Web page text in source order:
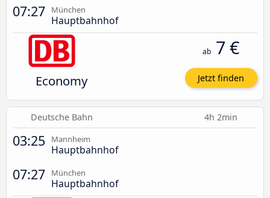
07:27 München
Hauptbahnhof
Economy
ab 7 €
Jetzt finden
Deutsche Bahn 4h 2min
03:25 Mannheim
Hauptbahnhof
07:27 München
Hauptbahnhof